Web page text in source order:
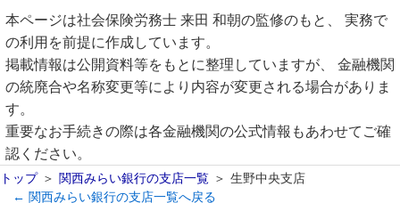
本ページは社会保険労務士 来田 和朝の監修のもと、 実務で
の利用を前提に作成しています。
掲載情報は公開資料等をもとに整理していますが、 金融機関
の統廃合や名称変更等により内容が変更される場合がありま
す。
重要なお手続きの際は各金融機関の公式情報もあわせてご確
認ください。
トップ 関西みらい銀行の支店一覧
生野中央支店
← 関西みらい銀行の支店一覧へ戻る